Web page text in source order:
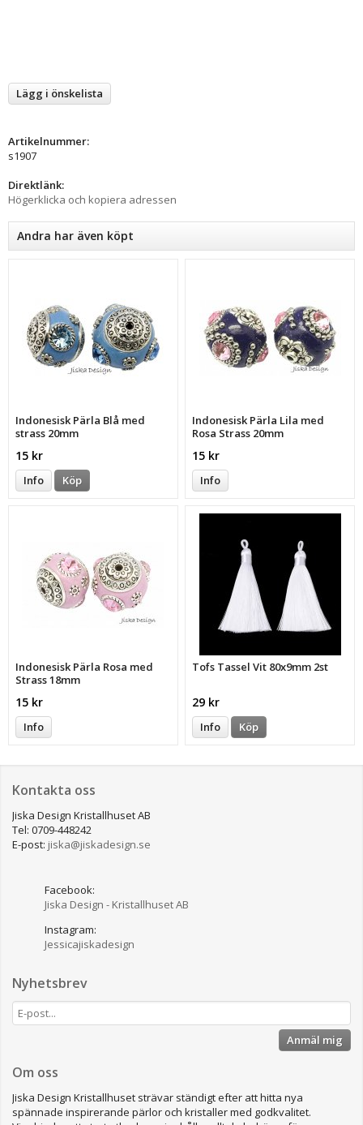
Lägg i önskelista
Artikelnummer:
s1907
Direktlänk:
Högerklicka och kopiera adressen
Andra har även köpt
Indonesisk Pärla Blå med
strass 20mm
15 kr
Info Köp
Indonesisk Pärla Lila med
Rosa Strass 20mm
15 kr
Info
Indonesisk Pärla Rosa med
Strass 18mm
15 kr
Info
Tofs Tassel Vit 80x9mm 2st
29 kr
Info Köp
Kontakta oss
Jiska Design Kristallhuset AB
Tel: 0709-448242
E-post: jiska@jiskadesign.se
Facebook:
Jiska Design - Kristallhuset AB
Instagram:
Jessicajiskadesign
Nyhetsbrev
Anmäl mig
Om oss
Jiska Design Kristallhuset strävar ständigt efter att hitta nya
spännade inspirerande pärlor och kristaller med godkvalitet.